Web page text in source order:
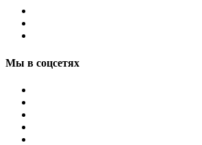
Мы в соцсетях